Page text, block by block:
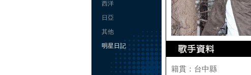
西洋
日亞
其他
明星日記
籍貫：台中縣